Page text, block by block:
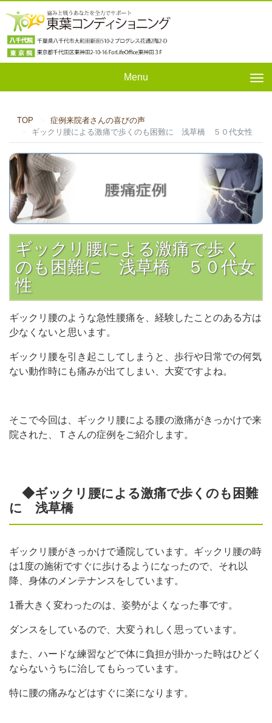
Menu
TOP
症例来院者さんの喜びの声
ギックリ腰による激痛で歩くのも困難に 浅草橋 ５０代女性
ギックリ腰による激痛で歩く
のも困難に 浅草橋 ５０代女
性
ギックリ腰のような急性腰痛を、経験したことのある方は
少なくないと思います。
ギックリ腰を引き起こしてしまうと、歩行や日常での何気
ない動作時にも痛みが出てしまい、大変ですよね。
そこで今回は、ギックリ腰による腰の激痛がきっかけで来
院された、Ｔさんの症例をご紹介します。
◆ギックリ腰による激痛で歩くのも困難
に 浅草橋
ギックリ腰がきっかけで通院しています。ギックリ腰の時
は1度の施術ですぐに歩けるようになったので、それ以
降、身体のメンテナンスをしています。
1番大きく変わったのは、姿勢がよくなった事です。
ダンスをしているので、大変うれしく思っています。
また、ハードな練習などで体に負担が掛かった時はひどく
ならないうちに治してもらっています。
特に腰の痛みなどはすぐに楽になります。